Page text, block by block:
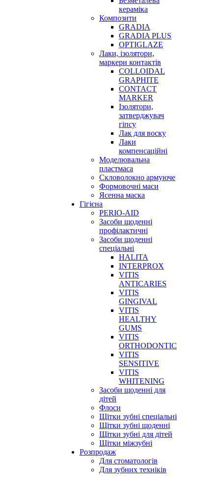
кераміка
Композити
GRADIA
GRADIA PLUS
OPTIGLAZE
Лаки, ізолятори,
маркери контактів
COLLOIDAL
GRAPHITE
CONTACT
MARKER
Ізолятори,
затверджувач
гіпсу
Лак для воску
Лаки
компенсаційні
Моделювальна
пластмаса
Скловолокно армуюче
Формовочні маси
Ясенна маска
Гігієна
PERIO-AID
Засоби щоденні
профілактичні
Засоби щоденні
спеціальні
HALITA
INTERPROX
VITIS
ANTICARIES
VITIS
GINGIVAL
VITIS
HEALTHY
GUMS
VITIS
ORTHODONTIC
VITIS
SENSITIVE
VITIS
WHITENING
Засоби щоденні для
дітей
Флоси
Щітки зубні спеціальні
Щітки зубні щоденні
Щітки зубні для дітей
Щітки міжзубні
Розпродаж
Для стоматологів
Для зубних техніків